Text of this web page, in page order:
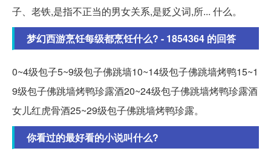
子、老铁,是指不正当的男女关系,是贬义词,所... 什么。
梦幻西游烹饪每级都烹饪什么? - 1854364 的回答
0~4级包子5~9级包子佛跳墙10~14级包子佛跳墙烤鸭15~1
9级包子佛跳墙烤鸭珍露酒20~24级包子佛跳墙烤鸭珍露酒
女儿红虎骨酒25~29级包子佛跳墙烤鸭珍露。
你看过的最好看的小说叫什么?